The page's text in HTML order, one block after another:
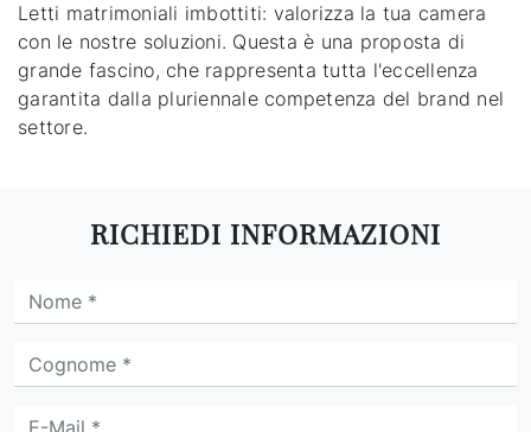
Letti matrimoniali imbottiti: valorizza la tua camera
con le nostre soluzioni. Questa è una proposta di
grande fascino, che rappresenta tutta l'eccellenza
garantita dalla pluriennale competenza del brand nel
settore.
RICHIEDI INFORMAZIONI